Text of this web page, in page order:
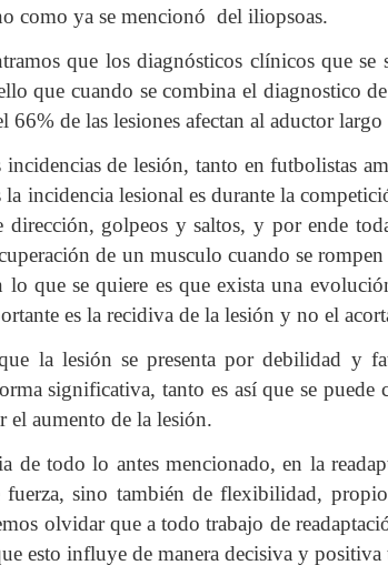
como ya se mencionó del iliopsoas.
que los diagnósticos clínicos que
que cuando se combina el diagnostico
66% de las lesiones afectan al aductor
de lesión, tanto en futbolistas
la incidencia lesional es durante la
dirección, golpeos y saltos, y por ende
de un musculo cuando se rompen
lo que se quiere es que exista una
es la recidiva de la lesión y no el
la lesión se presenta por debilidad y
significativa, tanto es así que se
el aumento de la lesión.
de todo lo antes mencionado, en la
sino también de flexibilidad,
olvidar que a todo trabajo de
esto influye de manera decisiva y